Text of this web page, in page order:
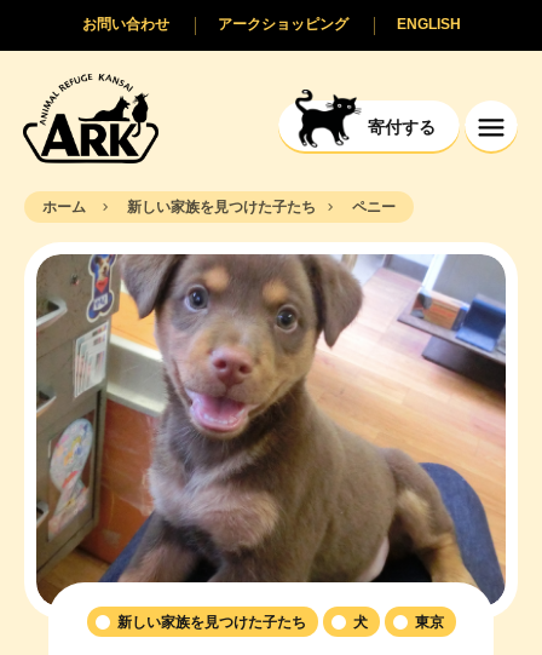
寄付する
ENGLISH
アークショッピング
お問い合わせ
ホーム 新しい家族を見つけた子たち ペニー
新しい家族を見つけた子たち 犬 東京